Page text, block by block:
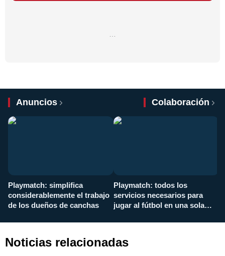
Anuncios Colaboración
Playmatch: simplifica
considerablemente el trabajo
de los dueños de canchas
Playmatch: todos los
servicios necesarios para
jugar al fútbol en una sola
Noticias relacionadas